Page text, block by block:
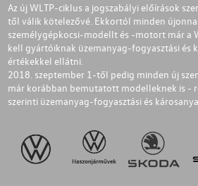
Az új WLTP-ciklus a jogszabályi előírások
től válik kötelezővé. Ekkortól minden
személygépkocsi-modellt és -motort már a
kell gyártóiknak üzemanyag-fogyasztási és
értékekkel ellátni.
2018. szeptember 1-től pedig minden új
már korábban bemutatott modelleknek is -
szerinti üzemanyag-fogyasztási és